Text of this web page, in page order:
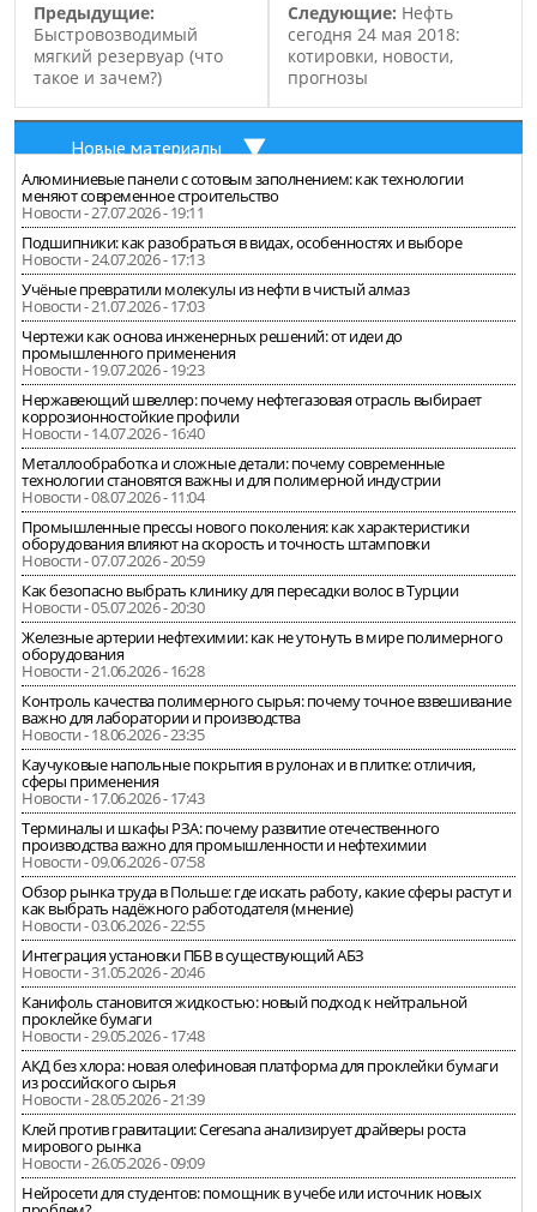
Предыдущие:
Быстровозводимый
мягкий резервуар (что
такое и зачем?)
Следующие: Нефть
сегодня 24 мая 2018:
котировки, новости,
прогнозы
Новые материалы
Алюминиевые панели с сотовым заполнением: как технологии
меняют современное строительство
Новости - 27.07.2026 - 19:11
Подшипники: как разобраться в видах, особенностях и выборе
Новости - 24.07.2026 - 17:13
Учёные превратили молекулы из нефти в чистый алмаз
Новости - 21.07.2026 - 17:03
Чертежи как основа инженерных решений: от идеи до
промышленного применения
Новости - 19.07.2026 - 19:23
Нержавеющий швеллер: почему нефтегазовая отрасль выбирает
коррозионностойкие профили
Новости - 14.07.2026 - 16:40
Металлообработка и сложные детали: почему современные
технологии становятся важны и для полимерной индустрии
Новости - 08.07.2026 - 11:04
Промышленные прессы нового поколения: как характеристики
оборудования влияют на скорость и точность штамповки
Новости - 07.07.2026 - 20:59
Как безопасно выбрать клинику для пересадки волос в Турции
Новости - 05.07.2026 - 20:30
Железные артерии нефтехимии: как не утонуть в мире полимерного
оборудования
Новости - 21.06.2026 - 16:28
Контроль качества полимерного сырья: почему точное взвешивание
важно для лаборатории и производства
Новости - 18.06.2026 - 23:35
Каучуковые напольные покрытия в рулонах и в плитке: отличия,
сферы применения
Новости - 17.06.2026 - 17:43
Терминалы и шкафы РЗА: почему развитие отечественного
производства важно для промышленности и нефтехимии
Новости - 09.06.2026 - 07:58
Обзор рынка труда в Польше: где искать работу, какие сферы растут и
как выбрать надёжного работодателя (мнение)
Новости - 03.06.2026 - 22:55
Интеграция установки ПБВ в существующий АБЗ
Новости - 31.05.2026 - 20:46
Канифоль становится жидкостью: новый подход к нейтральной
проклейке бумаги
Новости - 29.05.2026 - 17:48
АКД без хлора: новая олефиновая платформа для проклейки бумаги
из российского сырья
Новости - 28.05.2026 - 21:39
Клей против гравитации: Ceresana анализирует драйверы роста
мирового рынка
Новости - 26.05.2026 - 09:09
Нейросети для студентов: помощник в учебе или источник новых